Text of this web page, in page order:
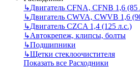
↳Двигатель CFNA, CFNB 1,6 (85
↳Двигатель CWVA, CWVB 1,6
↳Двигатель CZCA 1,4 (125 л.с.)
↳Автокрепеж, клипсы, болты
↳Подшипники
↳Щетки стеклоочистителя
Показать все Расходники